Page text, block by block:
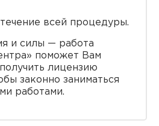
всей процедуры.
и силы — работа
поможет Вам
лицензию
законно заниматься
работами.